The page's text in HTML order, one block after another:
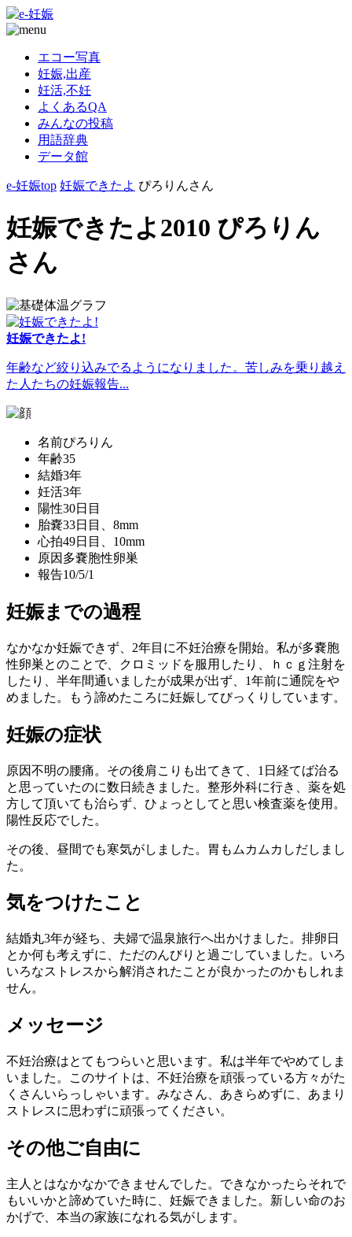
エコー写真
妊娠,出産
妊活,不妊
よくあるQA
みんなの投稿
用語辞典
データ館
e-妊娠top 妊娠できたよ ぴろりんさん
妊娠できたよ2010 ぴろりん
さん
妊娠できたよ!
年齢など絞り込みでるようになりました。苦しみを乗り越え
た人たちの妊娠報告...
名前ぴろりん
年齢35
結婚3年
妊活3年
陽性30日目
胎嚢33日目、8mm
心拍49日目、10mm
原因 多嚢胞性卵巣
報告10/5/1
妊娠までの過程
なかなか妊娠できず、2年目に不妊治療を開始。私が多嚢胞
性卵巣とのことで、クロミッドを服用したり、ｈｃｇ注射を
したり、半年間通いましたが成果が出ず、1年前に通院をや
めました。もう諦めたころに妊娠してびっくりしています。
妊娠の症状
原因不明の腰痛。その後肩こりも出てきて、1日経てば治る
と思っていたのに数日続きました。整形外科に行き、薬を処
方して頂いても治らず、ひょっとしてと思い検査薬を使用。
陽性反応でした。
その後、昼間でも寒気がしました。胃もムカムカしだしまし
た。
気をつけたこと
結婚丸3年が経ち、夫婦で温泉旅行へ出かけました。排卵日
とか何も考えずに、ただのんびりと過ごしていました。いろ
いろなストレスから解消されたことが良かったのかもしれま
せん。
メッセージ
不妊治療はとてもつらいと思います。私は半年でやめてしま
いました。このサイトは、不妊治療を頑張っている方々がた
くさんいらっしゃいます。みなさん、あきらめずに、あまり
ストレスに思わずに頑張ってください。
その他ご自由に
主人とはなかなかできませんでした。できなかったらそれで
もいいかと諦めていた時に、妊娠できました。新しい命のお
かげで、本当の家族になれる気がします。